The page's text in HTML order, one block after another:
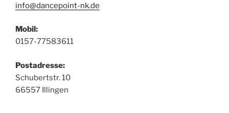
info@dancepoint-nk.de
Mobil:
0157-77583611
Postadresse:
Schubertstr. 10
66557 Illingen